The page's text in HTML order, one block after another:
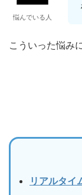
悩んでいる人
こういった悩み
リアルタイ